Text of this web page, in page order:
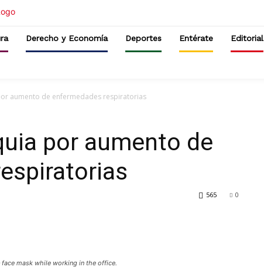
Derecho y Economía Deportes Entérate Editorial
aumento de enfermedades respiratorias
por aumento de
0
565
mask while working in the office.